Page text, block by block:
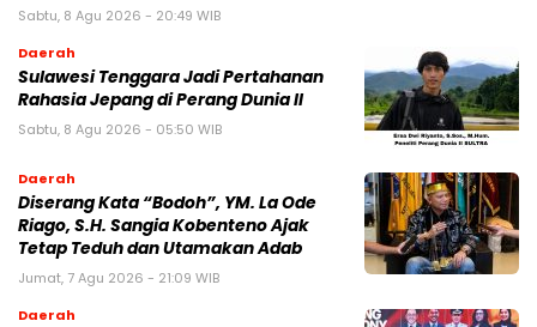
Sabtu, 8 Agu 2026 - 20:49 WIB
Daerah
Sulawesi Tenggara Jadi Pertahanan
Rahasia Jepang di Perang Dunia II
Sabtu, 8 Agu 2026 - 05:50 WIB
Daerah
Diserang Kata “Bodoh”, YM. La Ode
Riago, S.H. Sangia Kobenteno Ajak
Tetap Teduh dan Utamakan Adab
Jumat, 7 Agu 2026 - 21:09 WIB
Daerah